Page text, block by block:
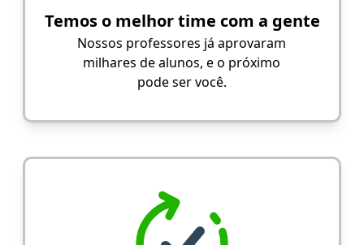
Temos o melhor time com a gente
Nossos professores já aprovaram
milhares de alunos, e o próximo
pode ser você.